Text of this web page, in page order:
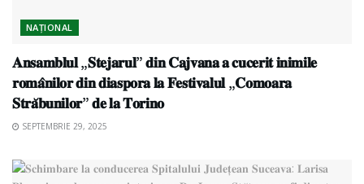
NAȚIONAL
𝐀𝐧𝐬𝐚𝐦𝐛𝐥𝐮𝐥 „𝐒𝐭𝐞𝐣𝐚𝐫𝐮𝐥” 𝐝𝐢𝐧 𝐂𝐚𝐣𝐯𝐚𝐧𝐚 𝐚 𝐜𝐮𝐜𝐞𝐫𝐢𝐭 𝐢𝐧𝐢𝐦𝐢𝐥𝐞
𝐫𝐨𝐦𝐚̂𝐧𝐢𝐥𝐨𝐫 𝐝𝐢𝐧 𝐝𝐢𝐚𝐬𝐩𝐨𝐫𝐚 𝐥𝐚 𝐅𝐞𝐬𝐭𝐢𝐯𝐚𝐥𝐮𝐥 „𝐂𝐨𝐦𝐨𝐚𝐫𝐚
𝐒𝐭𝐫𝐚̆𝐛𝐮𝐧𝐢𝐥𝐨𝐫” 𝐝𝐞 𝐥𝐚 𝐓𝐨𝐫𝐢𝐧𝐨
SEPTEMBRIE 29, 2025